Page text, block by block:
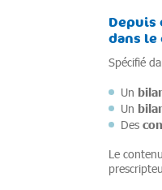
Depuis
dans le
Spécifié
Un
Un
Des
Le